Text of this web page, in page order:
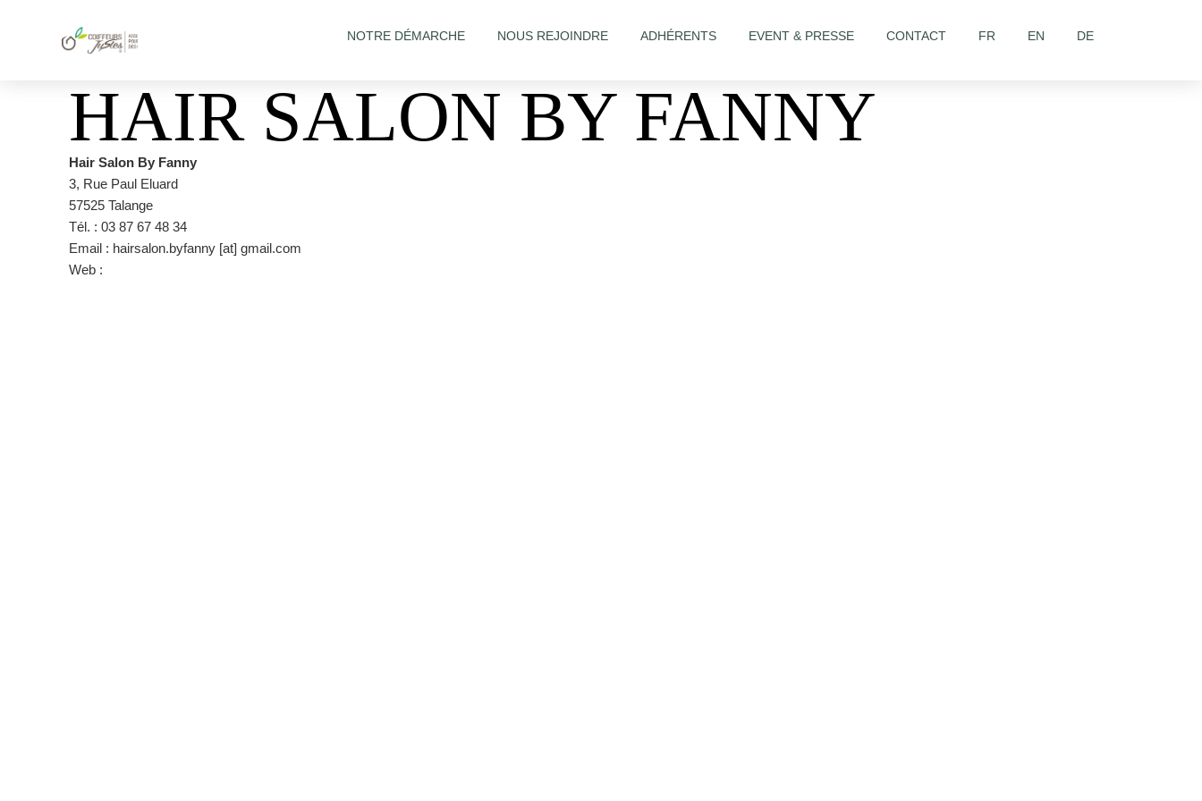
NOTRE DÉMARCHE NOUS REJOINDRE ADHÉRENTS EVENT & PRESSE CONTACT FR EN DE
HAIR SALON BY FANNY
Hair Salon By Fanny
3, Rue Paul Eluard
57525 Talange
Tél. : 03 87 67 48 34
Email : hairsalon.byfanny [at] gmail.com
Web :